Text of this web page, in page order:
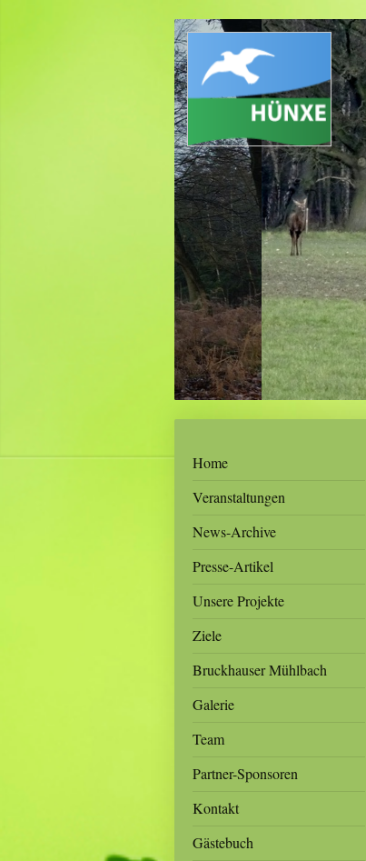
Home
Veranstaltungen
News-Archive
Presse-Artikel
Unsere Projekte
Ziele
Bruckhauser Mühlbach
Galerie
Team
Partner-Sponsoren
Kontakt
Gästebuch